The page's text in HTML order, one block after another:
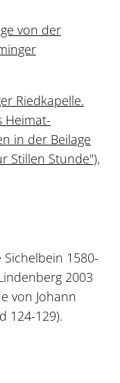
von der
Riedkapelle.
Heimat-
in der Beilage
Stillen Stunde"),
1580-
2003
von Johann
124-129).